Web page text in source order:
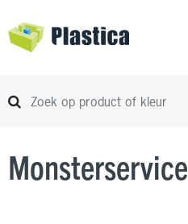
Monsterservice